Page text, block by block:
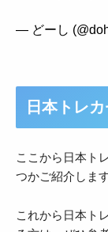
— どーし
日本トレ
ここから日本ト
つかご紹介します
これから日本ト